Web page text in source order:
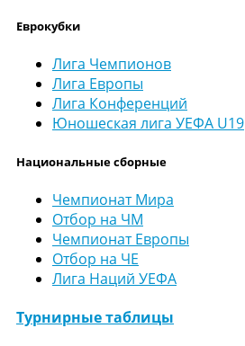
Еврокубки
Лига Чемпионов
Лига Европы
Лига Конференций
Юношеская лига УЕФА U19
Национальные сборные
Чемпионат Мира
Отбор на ЧМ
Чемпионат Европы
Отбор на ЧЕ
Лига Наций УЕФА
Турнирные таблицы